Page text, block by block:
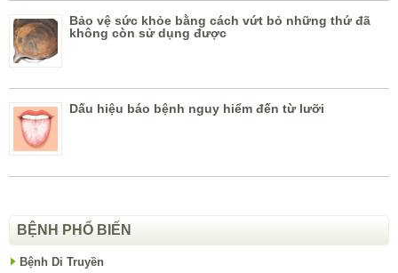
Bảo vệ sức khỏe bằng cách vứt bỏ những thứ đã
không còn sử dụng được
Dấu hiệu báo bệnh nguy hiểm đến từ lưỡi
BỆNH PHỔ BIẾN
Bệnh Di Truyền